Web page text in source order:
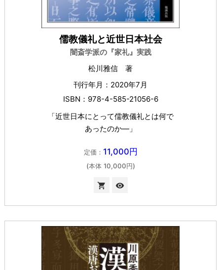
儒教儀礼と近世日本社会
闇斎学派の『家礼』実践
松川雅信 著
刊行年月：2020年7月
ISBN：978-4-585-21056-6
「近世日本にとって儒教儀礼とは何で
あったのか―」
定価： 11,000円
(本体 10,000円)
 visibility